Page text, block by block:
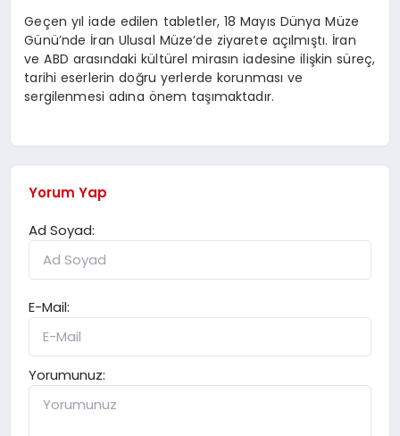
Geçen yıl iade edilen tabletler, 18 Mayıs Dünya Müze
Günü’nde İran Ulusal Müze’de ziyarete açılmıştı. İran
ve ABD arasındaki kültürel mirasın iadesine ilişkin süreç,
tarihi eserlerin doğru yerlerde korunması ve
sergilenmesi adına önem taşımaktadır.
Yorum Yap
Ad Soyad:
E-Mail:
Yorumunuz: